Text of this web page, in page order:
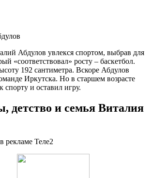
Абдулов увлекся спортом, выбрав для
«соответствовал» росту – баскетбол.
192 сантиметра. Вскоре Абдулов
Иркутска. Но в старшем возрасте
спорту и оставил игру.
детство и семья Виталия
рекламе Теле2